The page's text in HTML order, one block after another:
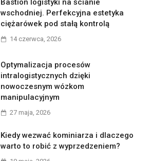
Bastion logistyki na ścianie
wschodniej. Perfekcyjna estetyka
ciężarówek pod stałą kontrolą
14 czerwca, 2026
Optymalizacja procesów
intralogistycznych dzięki
nowoczesnym wózkom
manipulacyjnym
27 maja, 2026
Kiedy wezwać kominiarza i dlaczego
warto to robić z wyprzedzeniem?